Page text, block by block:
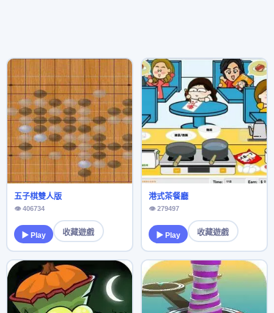
五子棋雙人版
👁 406734
▶ Play 收藏遊戲
港式茶餐廳
👁 279497
▶ Play 收藏遊戲